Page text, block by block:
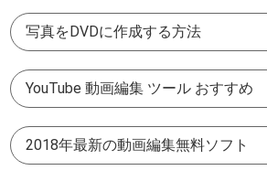
写真をDVDに作成する方法
YouTube 動画編集 ツール おすすめ
2018年最新の動画編集無料ソフト